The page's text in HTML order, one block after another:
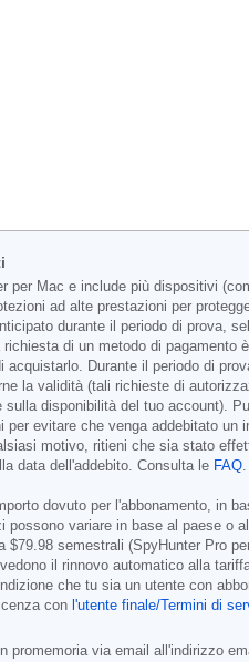
per Mac e include più dispositivi
ad alte prestazioni per
durante il periodo di prova,
di un metodo di
Durante il periodo di
la validità (tali richieste di
disponibilità del tuo account).
evitare che venga addebitato
motivo, ritieni che sia stato
data dell'addebito. Consulta le FAQ.
dovuto per l'abbonamento, in
variare in base al paese
$79.98 semestrali (SpyHunter Pro
il rinnovo automatico alla
che tu sia un utente con
con l'utente finale/Termini di
promemoria via email all'indirizzo